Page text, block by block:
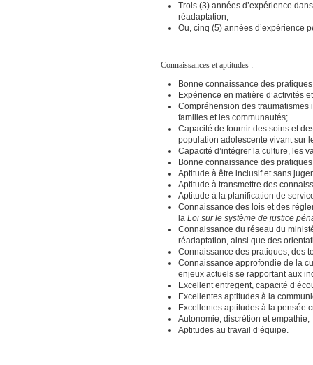
Trois (3) années d’expérience
réadaptation;
Ou, cinq (5) années d’expérience
Connaissances et aptitudes :
Bonne connaissance des
Expérience en matière d’activités
Compréhension des traumatismes
familles et les communautés;
Capacité de fournir des soins et
population adolescente vivant sur
Capacité d’intégrer la culture, les
Bonne connaissance des
Aptitude à être inclusif et sans
Aptitude à transmettre des
Aptitude à la planification de
Connaissance des lois et des
la Loi sur le système de justice
Connaissance du réseau du
réadaptation, ainsi que des
Connaissance des pratiques, des
Connaissance approfondie de la
enjeux actuels se rapportant aux
Excellent entregent, capacité
Excellentes aptitudes à la
Excellentes aptitudes à la pensée
Autonomie, discrétion et empathie;
Aptitudes au travail d’équipe.